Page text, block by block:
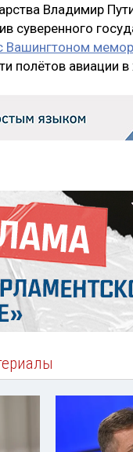
Владимир
суверенного
Вашингтоном
полётов авиации